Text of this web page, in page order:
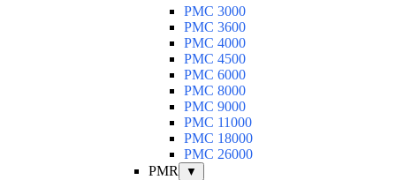
PMC 3000
PMC 3600
PMC 4000
PMC 4500
PMC 6000
PMC 8000
PMC 9000
PMC 11000
PMC 18000
PMC 26000
PMR
▼